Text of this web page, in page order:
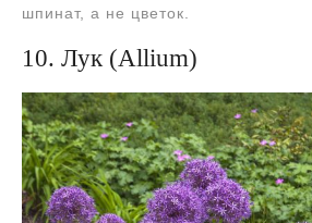
шпинат, а не цветок.
10. Лук (Allium)